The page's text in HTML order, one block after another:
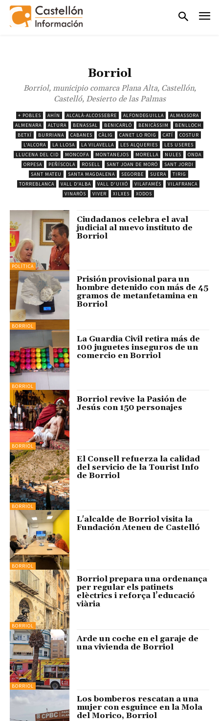
Borriol
Borriol, municipio comarca Plana Alta, Castellón,
Castelló, Desierto de las Palmas
+ POBLES AHÍN ALCALÀ-ALCOSSEBRE ALFONDEGUILLA
ALMASSORA
ALMENARA
ALTURA BENASSAL BENICARLÓ BENICÀSSIM
BENLLOCH
BETXÍ
BURRIANA CABANES CÀLIG CANET LO ROIG CATÍ
COSTUR
L'ALCORA
LA LLOSA LA VILAVELLA LES ALQUERIES
LES USERES
LLUCENA DEL CID
MONCOFA MONTANEJOS MORELLA NULES
ONDA
ORPESA
PEÑÍSCOLA ROSELL SANT JOAN DE MORÓ
SANT JORDI
SANT MATEU
SANTA MAGDALENA SEGORBE SUERA
TIRIG
TORREBLANCA
VALL D'ALBA VALL D'UIXÓ VILAFAMÉS
VILAFRANCA
VINARÒS
VIVER XILXES XODOS
POLÍTICA
Ciudadanos celebra el aval
judicial al nuevo instituto de
Borriol
BORRIOL
Prisión provisional para un
hombre detenido con más de 45
gramos de metanfetamina en
Borriol
BORRIOL
La Guardia Civil retira más de
100 juguetes inseguros de un
comercio en Borriol
BORRIOL
Borriol revive la Pasión de
Jesús con 150 personajes
BORRIOL
El Consell refuerza la calidad
del servicio de la Tourist Info
de Borriol
BORRIOL
L'alcalde de Borriol visita la
Fundación Ateneu de Castelló
BORRIOL
Borriol prepara una ordenança
per regular els patinets
elèctrics i reforça l’educació
viària
BORRIOL
Arde un coche en el garaje de
una vivienda de Borriol
Los bomberos rescatan a una
mujer con esguince en la Mola
del Morico, Borriol